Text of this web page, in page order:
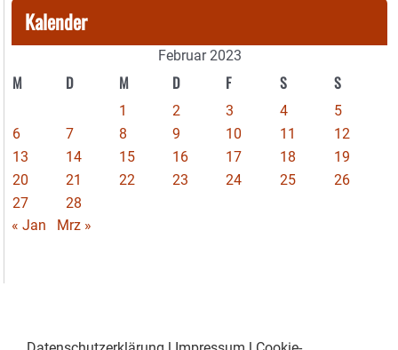
Kalender
Februar 2023
M D M D F S S
1 2 3 4
5
6
7 8 9 10 11
12
13
14 15 16 17 18
19
20
21 22 23 24 25
26
27
28
« Jan
Mrz »